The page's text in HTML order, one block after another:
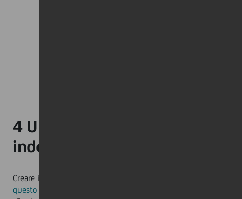
4 Un visitatore
indesiderato…
Creare il proprio sfondo, caricarlo e
questo è il risultato